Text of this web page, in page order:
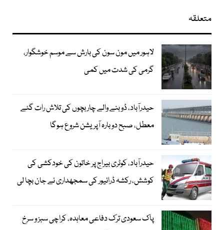
متعلقہ
لاہور میں مون سون کی بارش سے موسم خوشگوار،
گرمی کی شدت میں کمی
حیدرآباد، ڈوبنے والے چار بچوں کی تلاش رات گئے
معطل، صبح دوبارہ آپریشن شروع ہوگا
حیدرآباد، کوٹری بیراج پر خاتون کی خودکشی کی
کوشش، رکشہ ڈرائیور کی سمجھداری نے جان بچا لی
پاک سعودی ترک دفاعی معاہدہ، کراچی سبز و سرخ